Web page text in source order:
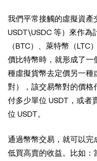
我們平常接觸的虛擬資產
USDT\USDC 等）來作為
（BTC）、萊特幣（LTC
價比特幣時，就形成了一
種虛擬貨幣去定價另一種
對），該交易幣對的價格
付多少單位 USDT，或者
位 USDT。
通過幣幣交易，就可以完
低買高賣的收益。比如：